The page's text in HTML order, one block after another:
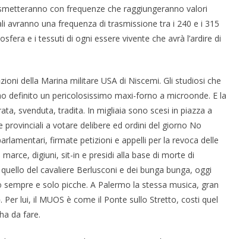
con frequenze che rag­giungeranno valori
avranno una frequenza di trasmissione tra i 240 e i 315
e i tessuti di ogni essere vivente che avrà l’ardire di
della Marina milita­re USA di Niscemi. Gli studiosi che
definito un pericolosissi­mo maxi-forno a microonde. E la
svenduta, tradita. In migliaia sono scesi in piazza a
a vota­re delibere ed ordini del giorno No
fir­mate petizioni e ap­pelli per la revoca del­le
digiuni, sit-in e presidi alla base di morte di
del cavaliere Berlusconi e dei bunga bunga, oggi
e solo picche. A Palermo la stessa musica, gran
lui, il MUOS è come il Ponte sullo Stretto, costi quel
da fare.